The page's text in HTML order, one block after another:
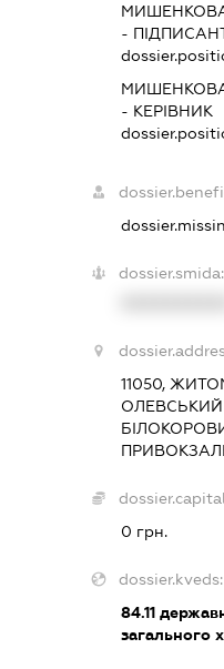
-
- КЕРІВНИК
dossier.smida:
11050,
ОЛЕВСЬКИЙ
0 грн.
dossier.kveds:
84.11
загального